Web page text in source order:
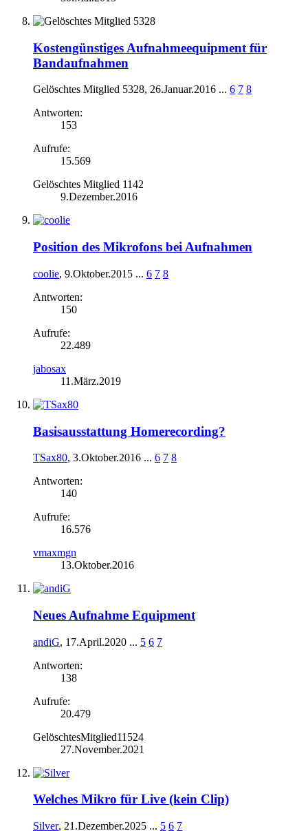
Kostengünstiges Aufnahmeequipment für
Bandaufnahmen
Gelöschtes Mitglied 5328, 26.Januar.2016 ... 6 7 8
Antworten:
153
Aufrufe:
15.569
Gelöschtes Mitglied 1142
9.Dezember.2016
Position des Mikrofons bei Aufnahmen
coolie, 9.Oktober.2015 ... 6 7 8
Antworten:
150
Aufrufe:
22.489
jabosax
11.März.2019
Basisausstattung Homerecording?
TSax80, 3.Oktober.2016 ... 6 7 8
Antworten:
140
Aufrufe:
16.576
vmaxmgn
13.Oktober.2016
Neues Aufnahme Equipment
andiG, 17.April.2020 ... 5 6 7
Antworten:
138
Aufrufe:
20.479
GelöschtesMitglied11524
27.November.2021
Welches Mikro für Live (kein Clip)
Silver, 21.Dezember.2025 ... 5 6 7